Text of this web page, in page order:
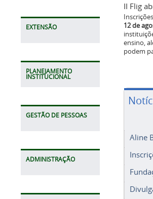
EXTENSÃO
PLANEJAMENTO
INSTITUCIONAL
GESTÃO DE PESSOAS
ADMINISTRAÇÃO
II Flig
12 de
ensino,
podem
Aline